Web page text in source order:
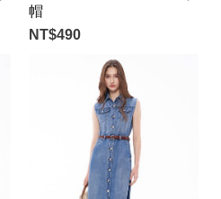
帽
NT$490